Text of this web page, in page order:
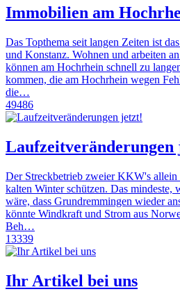
Immobilien am
Das Topthema seit langen Zeiten ist
und Konstanz. Wohnen und arbeiten
können am Hochrhein schnell zu
kommen, die am Hochrhein wegen
die…
49486
Laufzeitveränderungen
Der Streckbetrieb zweier KKW's
kalten Winter schützen. Das mindeste,
wäre, dass Grundremmingen wieder
könnte Windkraft und Strom aus
Beh…
13339
Ihr Artikel bei uns